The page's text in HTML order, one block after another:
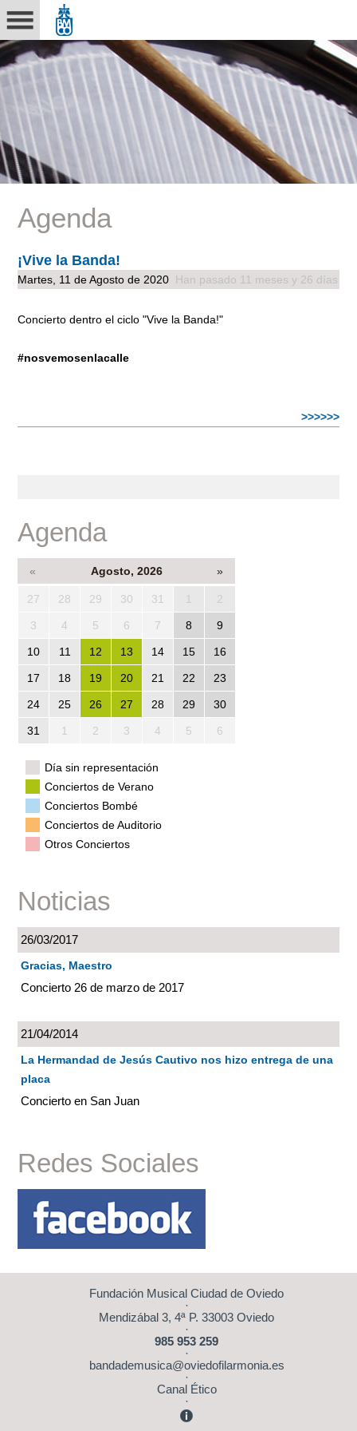
Agenda
¡Vive la Banda!
Martes, 11 de Agosto de 2020 Han pasado 11 meses y 26 días
Concierto dentro el ciclo "Vive la Banda!"
#nosvemosenlacalle
>>>>>>
Agenda
« Agosto, 2026 »
27 28 29 30 31 1 2
3 4 5 6 7 8 9
10 11 12 13 14 15 16
17 18 19 20 21 22 23
24 25 26 27 28 29 30
31 1 2 3 4 5 6
Día sin representación
Conciertos de Verano
Conciertos Bombé
Conciertos de Auditorio
Otros Conciertos
Noticias
26/03/2017
Gracias, Maestro
Concierto 26 de marzo de 2017
21/04/2014
La Hermandad de Jesús Cautivo nos hizo entrega de una
placa
Concierto en San Juan
Redes Sociales
Fundación Musical Ciudad de Oviedo
·
Mendizábal 3, 4ª P. 33003 Oviedo
·
985 953 259
·
bandademusica@oviedofilarmonia.es
·
Canal Ético
·